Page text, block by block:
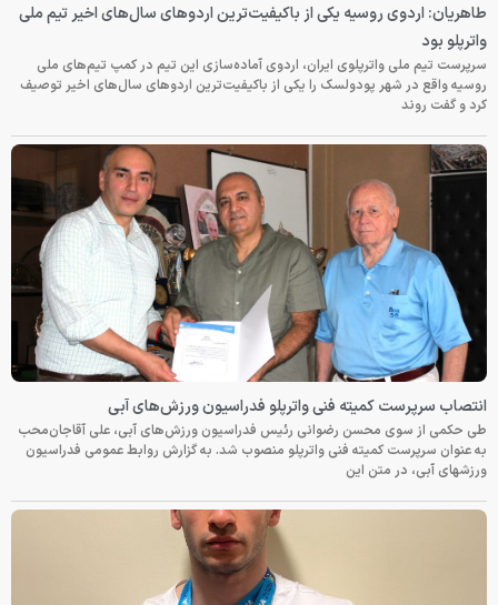
طاهریان: اردوی روسیه یکی از باکیفیت‌ترین اردوهای سال‌های اخیر تیم ملی
واترپلو بود
سرپرست تیم ملی واترپلوی ایران، اردوی آماده‌سازی این تیم در کمپ تیم‌های ملی
روسیه واقع در شهر پودولسک را یکی از باکیفیت‌ترین اردوهای سال‌های اخیر توصیف
کرد و گفت روند
انتصاب سرپرست کمیته فنی واترپلو فدراسیون ورزش‌های آبی
طی حکمی از سوی محسن رضوانی رئیس فدراسیون ورزش‌های آبی، علی آقاجان‌محب
به عنوان سرپرست کمیته فنی واترپلو منصوب شد. به گزارش روابط عمومی فدراسیون
ورزشهای آبی، در متن این